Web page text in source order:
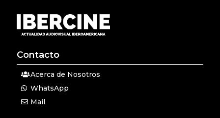
Contacto
Acerca de Nosotros
WhatsApp
Mail